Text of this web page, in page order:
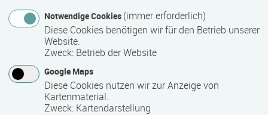
interessierte Beschäftigte ein umfangreiches
Seminarprogramm zur politischen, beruflichen und
persönlichen Weiterbildung sowie zur Qualifizierung für das
Ehrenamt an. Die Bildungsangebote der IG Metall sind
methodisch und didaktisch vielfältig, sie fördern individuelle
und gemeinsame Entwicklungs- und
Gestaltungsfähigkeiten.
Notwendige Cookies (immer erforderlich)
Diese Cookies benötigen wir für den Betrieb unserer
Website.
Zweck: Betrieb der Website
Google Maps
Diese Cookies nutzen wir zur Anzeige von
Kartenmaterial.
Zweck: Kartendarstellung